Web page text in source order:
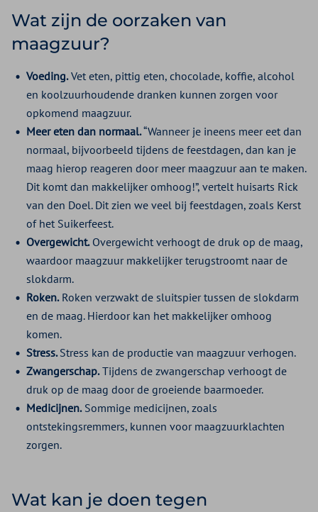
Wat zijn de oorzaken van
maagzuur?
Voeding.Vet eten, pittig eten, chocolade, koffie, alcohol
en koolzuurhoudende dranken kunnen zorgen voor
opkomend maagzuur.
Meer eten dan normaal.“Wanneer je ineens meer eet dan
normaal, bijvoorbeeld tijdens de feestdagen, dan kan je
maag hierop reageren door meer maagzuur aan te maken.
Dit komt dan makkelijker omhoog!”, vertelt huisarts Rick
van den Doel. Dit zien we veel bij feestdagen, zoals Kerst
of het Suikerfeest.
Overgewicht.Overgewicht verhoogt de druk op de maag,
waardoor maagzuur makkelijker terugstroomt naar de
slokdarm.
Roken.Roken verzwakt de sluitspier tussen de slokdarm
en de maag. Hierdoor kan het makkelijker omhoog
komen.
Stress.Stress kan de productie van maagzuur verhogen.
Zwangerschap.Tijdens de zwangerschap verhoogt de
druk op de maag door de groeiende baarmoeder.
Medicijnen.Sommige medicijnen, zoals
ontstekingsremmers, kunnen voor maagzuurklachten
zorgen.
Wat kan je doen tegen